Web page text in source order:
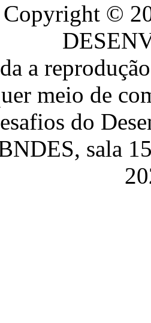
Copyright ©
a
meio de
do
sala